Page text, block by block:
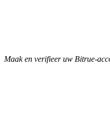
Maak en verifieer uw Bitrue-